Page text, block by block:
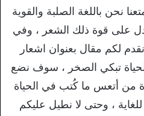
نحن باللغة الصلبة والقوية
تدل على قوة ذلك الشعر ، وفي
لكم مقال بعنوان اشعار
تبكي الصخر ، سوف نضع
من أتعس ما كُتب في الحياة
، وحتى لا نطيل عليكم